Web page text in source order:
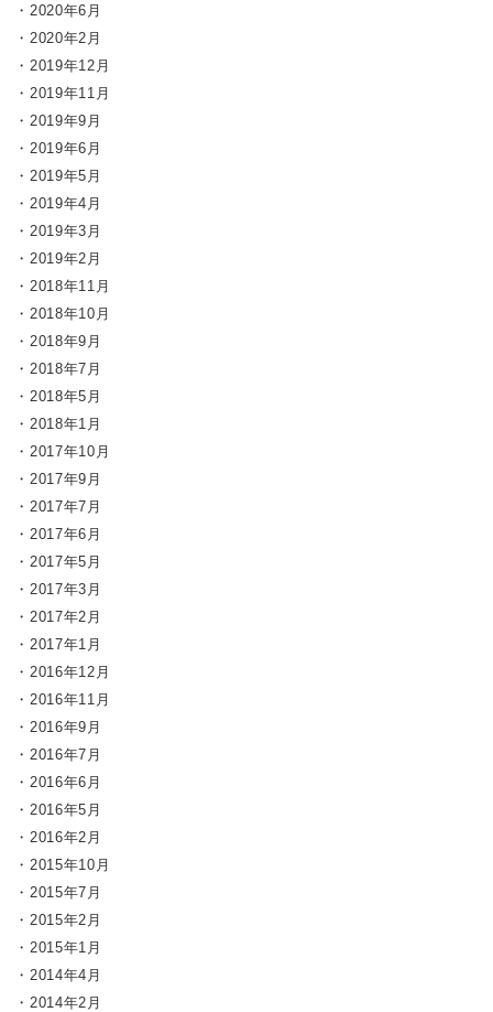
2020年6月
2020年2月
2019年12月
2019年11月
2019年9月
2019年6月
2019年5月
2019年4月
2019年3月
2019年2月
2018年11月
2018年10月
2018年9月
2018年7月
2018年5月
2018年1月
2017年10月
2017年9月
2017年7月
2017年6月
2017年5月
2017年3月
2017年2月
2017年1月
2016年12月
2016年11月
2016年9月
2016年7月
2016年6月
2016年5月
2016年2月
2015年10月
2015年7月
2015年2月
2015年1月
2014年4月
2014年2月